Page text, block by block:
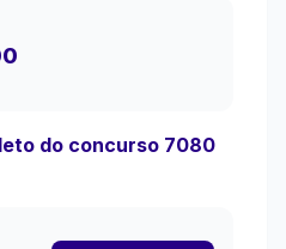
do concurso 7080